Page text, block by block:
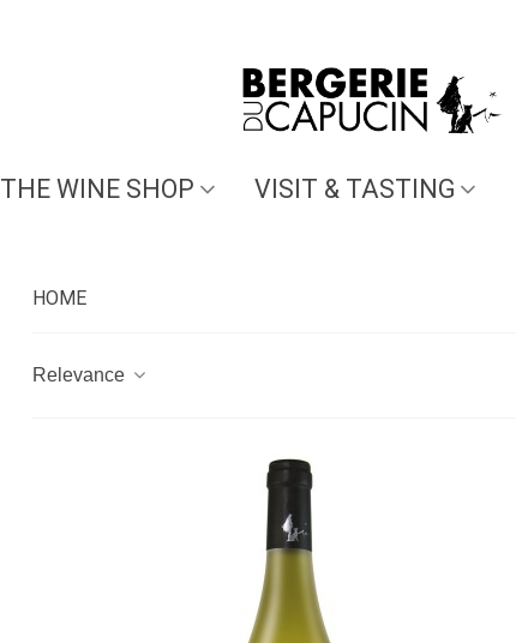
THE WINE SHOP VISIT & TASTING
HOME
Relevance